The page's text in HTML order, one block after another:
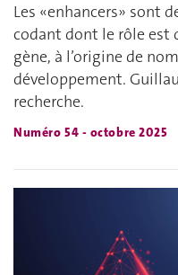
Les «enhancers» sont
codant dont le rôle est
gène, à l’origine de
développement.
recherche.
Numéro 54 - octobre 2025